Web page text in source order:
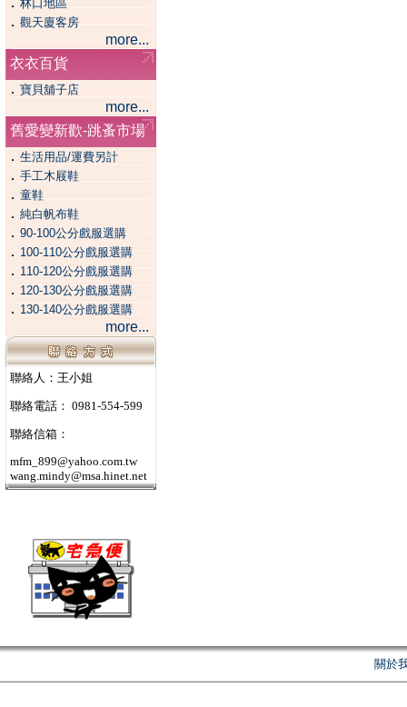
林口地區
．觀天廈客房
more...
衣衣百貨
． 寶貝舖子店
more...
舊愛變新歡-跳蚤市場
． 生活用品/運費另計
． 手工木屐鞋
． 童鞋
．純白帆布鞋
．90-100公分戲服選購
．100-110公分戲服選購
．110-120公分戲服選購
．120-130公分戲服選購
． 130-140公分戲服選購
more...
聯絡人：王小姐
聯絡電話： 0981-554-599
聯絡信箱：
mfm_899@yahoo.com.tw
wang.mindy@msa.hinet.net
關於